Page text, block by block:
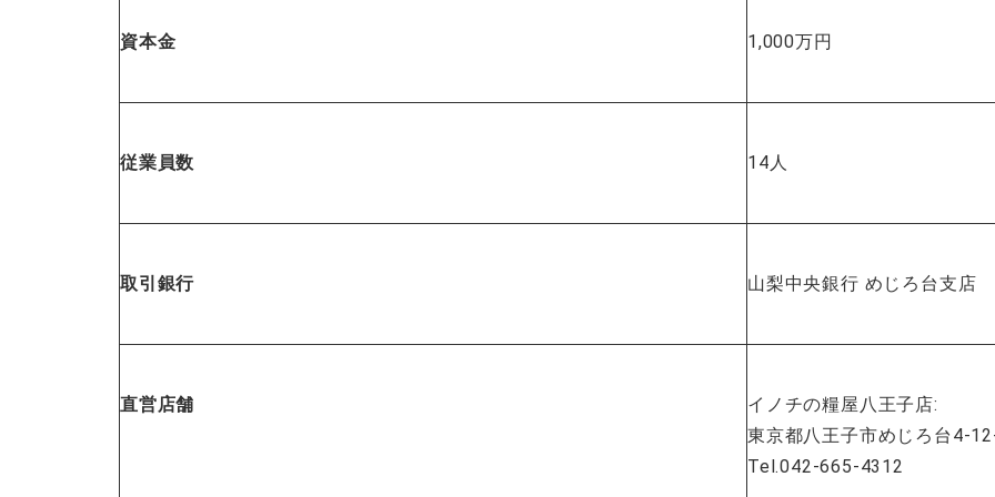
資本金 1,000万円
従業員数 14人
取引銀行 山梨中央銀行 めじろ台支店
直営店舗
イノチの糧屋八王子店:
東京都八王子市めじろ台4-
Tel.042-665-4312